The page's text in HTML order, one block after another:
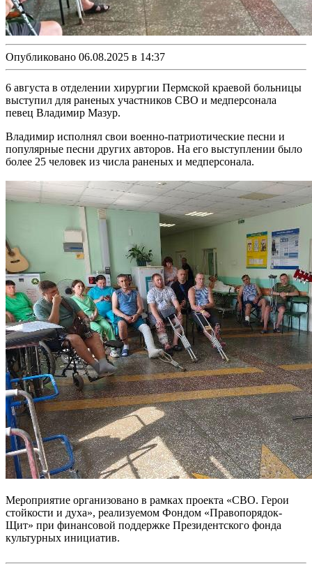
Опубликовано 06.08.2025 в 14:37
6 августа в отделении хирургии Пермской краевой больницы
выступил для раненых участников СВО и медперсонала
певец Владимир Мазур.
Владимир исполнял свои военно-патриотические песни и
популярные песни других авторов. На его выступлении было
более 25 человек из числа раненых и медперсонала.
Мероприятие организовано в рамках проекта «СВО. Герои
стойкости и духа», реализуемом Фондом «Правопорядок-
Щит» при финансовой поддержке Президентского фонда
культурных инициатив.